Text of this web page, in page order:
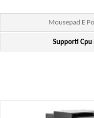
Mousepad E
Supporti Cpu